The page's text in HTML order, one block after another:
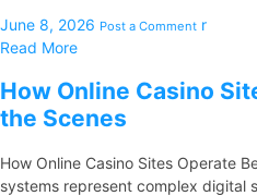
June 8, 2026 Post a Comment r
Read More
How Online Casino
the Scenes
How Online Casino Sites Operate
systems represent complex digital